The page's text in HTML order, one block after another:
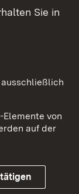
Sie in
von
auf der